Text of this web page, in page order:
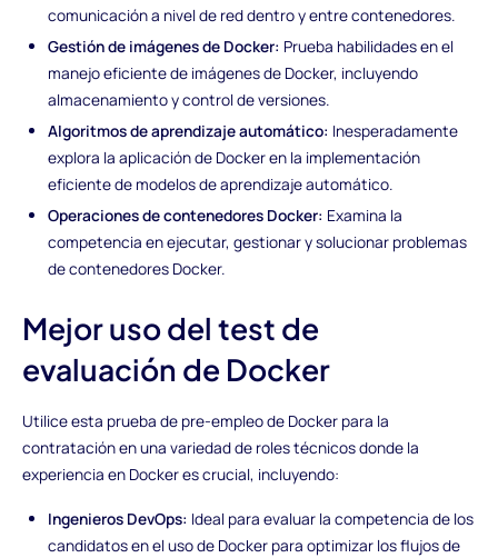
comunicación a nivel de red dentro y entre contenedores.
Gestión de imágenes de Docker: Prueba habilidades en el
manejo eficiente de imágenes de Docker, incluyendo
almacenamiento y control de versiones.
Algoritmos de aprendizaje automático: Inesperadamente
explora la aplicación de Docker en la implementación
eficiente de modelos de aprendizaje automático.
Operaciones de contenedores Docker: Examina la
competencia en ejecutar, gestionar y solucionar problemas
de contenedores Docker.
Mejor uso del test de
evaluación de Docker
Utilice esta prueba de pre-empleo de Docker para la
contratación en una variedad de roles técnicos donde la
experiencia en Docker es crucial, incluyendo:
Ingenieros DevOps: Ideal para evaluar la competencia de los
candidatos en el uso de Docker para optimizar los flujos de